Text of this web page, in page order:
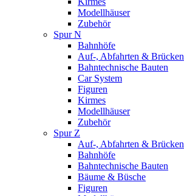
Modellhäuser
Zubehör
Spur N
Bahnhöfe
Auf-, Abfahrten & Brücken
Bahntechnische Bauten
Car System
Figuren
Kirmes
Modellhäuser
Zubehör
Spur Z
Auf-, Abfahrten & Brücken
Bahnhöfe
Bahntechnische Bauten
Bäume & Büsche
Figuren